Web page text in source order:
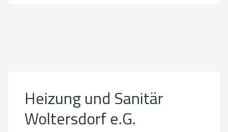
Cookie-Einstellungen öffnen
Heizung und Sanitär
Woltersdorf e.G.